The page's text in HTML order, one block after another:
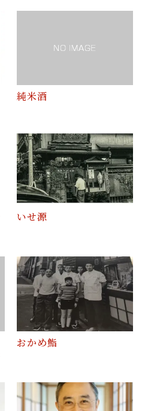
純米酒
いせ源
おかめ鮨